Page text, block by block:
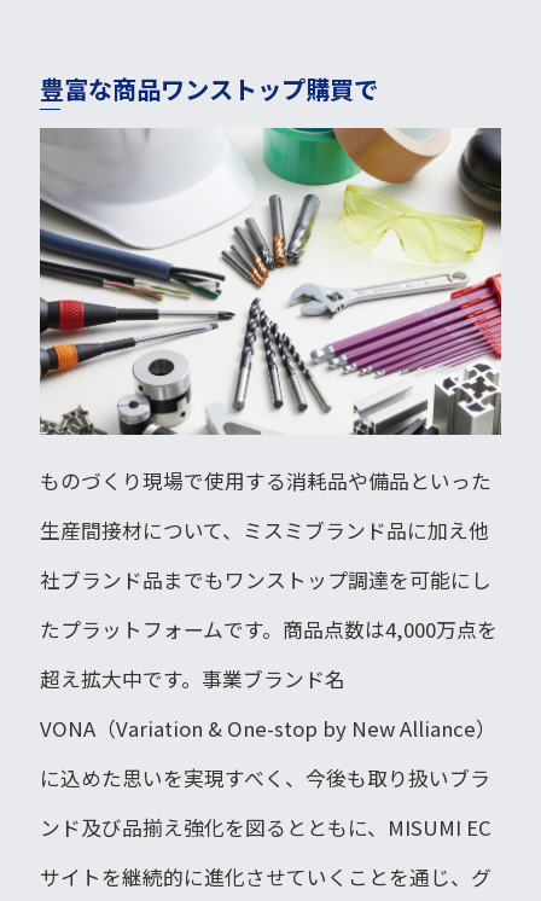
豊富な商品ワンストップ購買で
ものづくり現場で使用する消耗品や備品といった
生産間接材について、ミスミブランド品に加え他
社ブランド品までもワンストップ調達を可能にし
たプラットフォームです。商品点数は4,000万点を
超え拡大中です。事業ブランド名
VONA（Variation & One-stop by New Alliance）
に込めた思いを実現すべく、今後も取り扱いブラ
ンド及び品揃え強化を図るとともに、MISUMI EC
サイトを継続的に進化させていくことを通じ、グ